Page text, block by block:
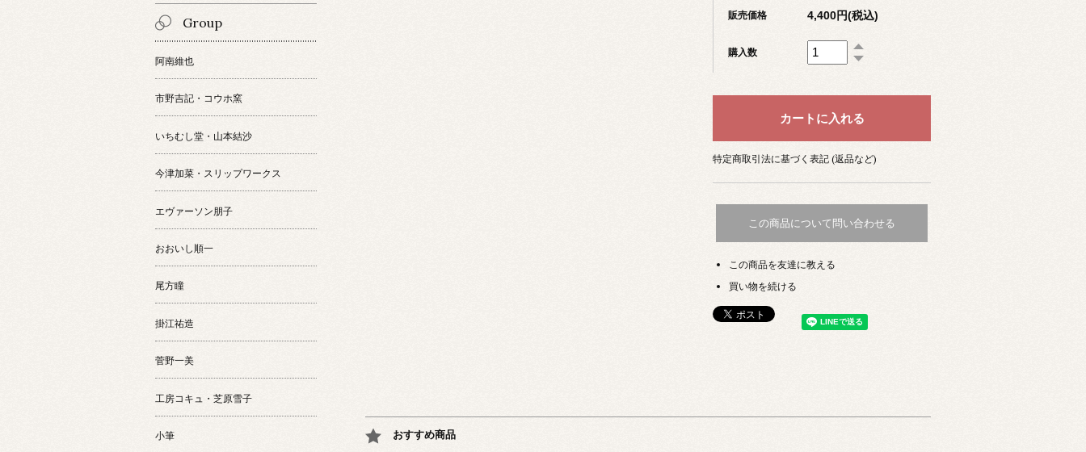
販売価格 4,400円(税込)
購入数
特定商取引法に基づく表記 (返品など)
この商品について問い合わせる
この商品を友達に教える
買い物を続ける
おすすめ商品
Group
阿南維也
市野吉記・コウホ窯
いちむし堂・山本結沙
今津加菜・スリップワークス
エヴァーソン朋子
おおいし順一
尾方瞳
掛江祐造
菅野一美
工房コキュ・芝原雪子
小筆